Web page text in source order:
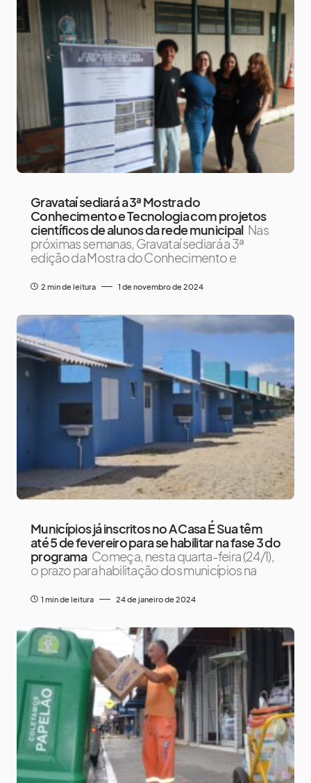
Gravataí sediará a 3ª Mostra do
Conhecimento e Tecnologia com projetos
científicos de alunos da rede municipal Nas
próximas semanas, Gravataí sediará a 3ª
edição da Mostra do Conhecimento e
2 min de leitura 1 de novembro de 2024
Municípios já inscritos no A Casa É Sua têm
até 5 de fevereiro para se habilitar na fase 3 do
programa Começa, nesta quarta-feira (24/1),
o prazo para habilitação dos municípios na
1 min de leitura 24 de janeiro de 2024